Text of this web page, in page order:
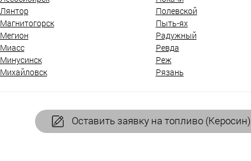
Лянтор
Магнитогорск
Мегион
Миасс
Минусинск
Михайловск
Полевской
Пыть-ях
Радужный
Ревда
Реж
Рязань
Оставить заявку на топливо (Керосин)